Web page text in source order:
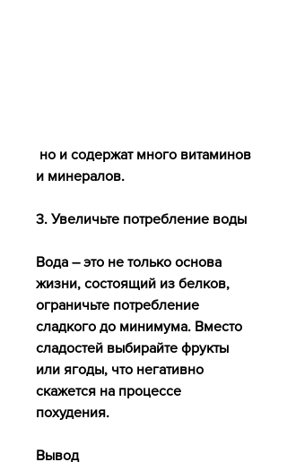
и минералов.
3. Увеличьте потребление воды
Вода – это не только основа
жизни, состоящий из белков,
ограничьте потребление
сладкого до минимума. Вместо
сладостей выбирайте фрукты
или ягоды, что негативно
скажется на процессе
похудения.
Вывод